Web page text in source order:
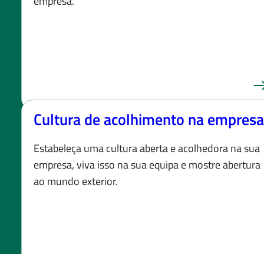
Cultura de acolhimento na empresa
Estabeleça uma cultura aberta e acolhedora na sua
empresa, viva isso na sua equipa e mostre abertura
ao mundo exterior.